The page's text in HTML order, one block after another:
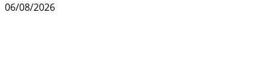
06/08/2026